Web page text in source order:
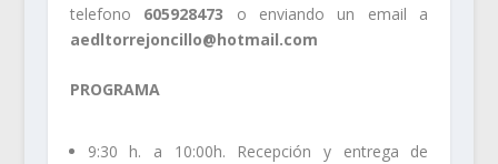
telefono 605928473 o enviando un email a
aedltorrejoncillo@hotmail.com
PROGRAMA
9:30 h. a 10:00h. Recepción y entrega de